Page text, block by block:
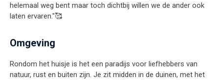
helemaal weg bent maar toch dichtbij willen we de ander ook
laten ervaren."🥰
Omgeving
Rondom het huisje is het een paradijs voor liefhebbers van
natuur, rust en buiten zijn. Je zit midden in de duinen, met het